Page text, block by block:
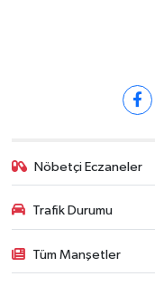
Nöbetçi Eczaneler
Trafik Durumu
Tüm Manşetler